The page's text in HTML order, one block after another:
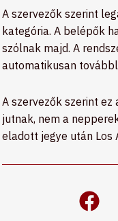
A szervezők szerint
kategória. A belépők
szólnak majd. A
automatikusan
A szervezők szerint
jutnak, nem a
eladott jegye után Los